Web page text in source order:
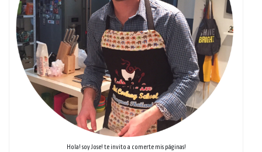
Hola! soy Jose! te invito a comerte mis páginas!